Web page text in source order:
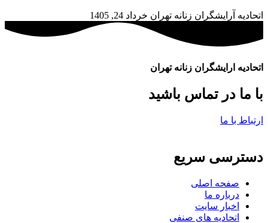
اتحادیه آرایشگران زنانه تهران خرداد 24, 1405
اتحادیه ارایشگران زنانه تهران
با ما در تماس باشید
ارتباط با ما
دسترسی سریع
صفحه اصلی
درباره ما
اخبار سایت
اتحادیه های صنفی